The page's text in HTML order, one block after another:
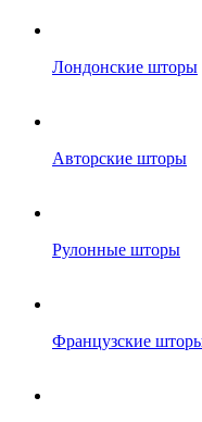
Лондонские шторы
Авторские шторы
Рулонные шторы
Французские